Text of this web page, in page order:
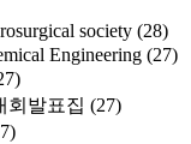
society (28)
Engineering (27)
회발표집 (27)